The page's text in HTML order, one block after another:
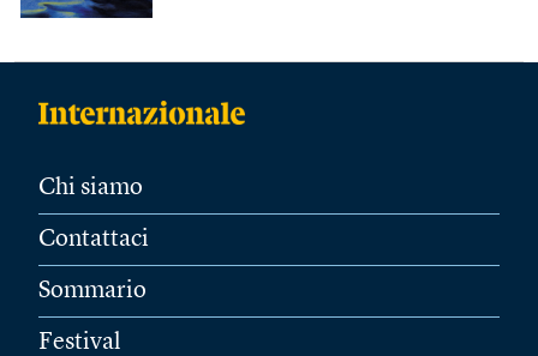
Chi siamo
Contattaci
Sommario
Festival